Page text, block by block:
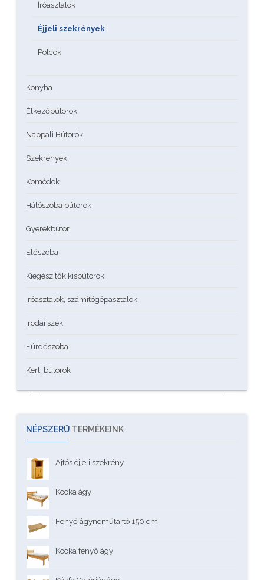
Íróasztalok
Éjjeli szekrények
Polcok
Konyha
Étkezőbútorok
Nappali Bútorok
Szekrények
Komódok
Hálószoba bútorok
Gyerekbútor
Előszoba
Kiegészítők,kisbútorok
Iróasztalok, számítógépasztalok
Irodai szék
Fürdőszoba
Kerti bútorok
NÉPSZERŰ TERMÉKEINK
Ajtós éjjeli szekrény
Kocka ágy
Fenyő ágyneműtartó 150 cm
Kocka fenyő ágy